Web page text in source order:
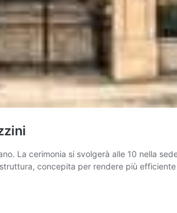
La cerimonia si svolgerà alle 10 nella
concepita per rendere più